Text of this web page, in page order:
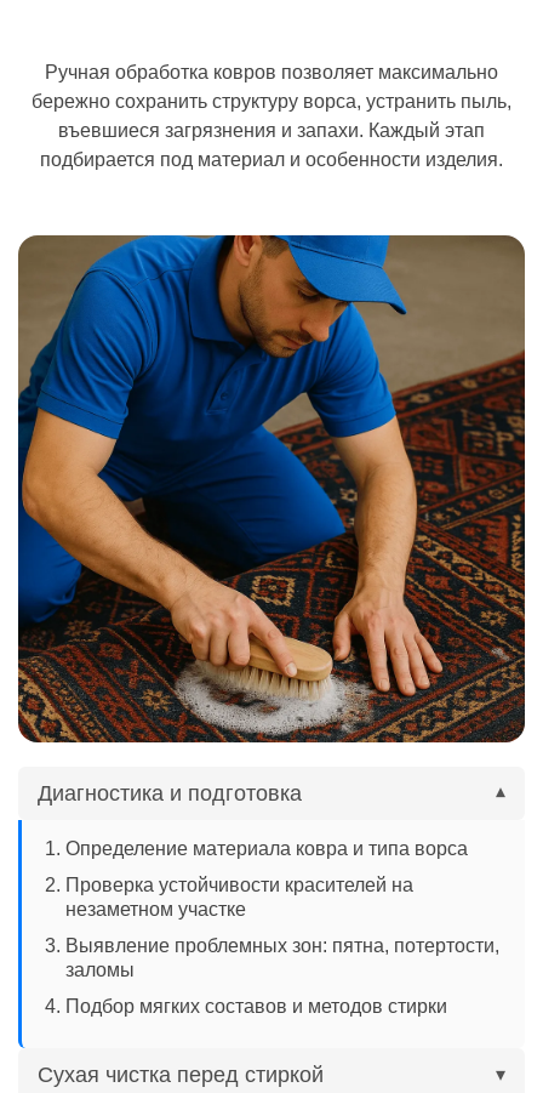
Ручная обработка ковров позволяет максимально
бережно сохранить структуру ворса, устранить пыль,
въевшиеся загрязнения и запахи. Каждый этап
подбирается под материал и особенности изделия.
Диагностика и подготовка ▾
Определение материала ковра и типа ворса
Проверка устойчивости красителей на
незаметном участке
Выявление проблемных зон: пятна, потертости,
заломы
Подбор мягких составов и методов стирки
Сухая чистка перед стиркой ▾